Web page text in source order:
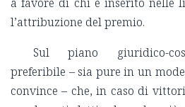
l’attribuzione del premio.
Sul piano giuridico-
preferibile – sia pure in un
convince – che, in caso di